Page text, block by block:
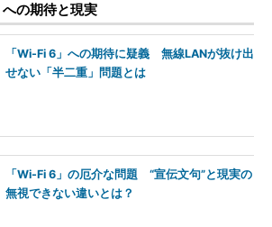
の期待と現実
「Wi-Fi 6」への期待に疑義 無線LANが抜け出
せない「半二重」問題とは
「Wi-Fi 6」の厄介な問題 “宣伝文句”と現実の
無視できない違いとは？